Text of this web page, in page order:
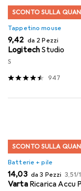
SCONTO SULLA
Tappetino mouse
EUR
9,42 da 2 Pezzi
Logitech Studio
S
947
SCONTO SULLA
Batterie + pile
EUR
14,03 da 3 Pezzi EUR
3,51/
Varta Ricarica Accu